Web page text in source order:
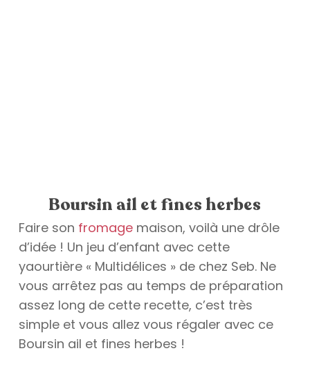
Boursin ail et fines herbes
Faire son fromagemaison, voilà une drôle
d’idée ! Un jeu d’enfant avec cette
yaourtière « Multidélices » de chez Seb. Ne
vous arrêtez pas au temps de préparation
assez long de cette recette, c’est très
simple et vous allez vous régaler avec ce
Boursin ail et fines herbes !